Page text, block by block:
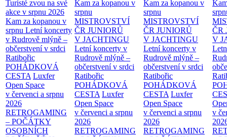
Turisté zvou na své
akce v srpnu 2026
Kam za kopanou v
srpnu Letní koncerty
v Rudrově mlýně –
občerstvení v srdci
Ratibořic
POHÁDKOVÁ
CESTA Luxfer
Open Space
v červenci a srpnu
2026
RETROGAMING
– POČÁTKY
OSOBNÍCH
Kam za kopanou v
srpnu
MISTROVSTVÍ
ČR JUNIORŮ
V JACHTINGU
Letní koncerty v
Rudrově mlýně –
občerstvení v srdci
Ratibořic
POHÁDKOVÁ
CESTA Luxfer
Open Space
v červenci a srpnu
2026
RETROGAMING
Kam za kopanou v
srpnu
MISTROVSTVÍ
ČR JUNIORŮ
V JACHTINGU
Letní koncerty v
Rudrově mlýně –
občerstvení v srdci
Ratibořic
POHÁDKOVÁ
CESTA Luxfer
Open Space
v červenci a srpnu
2026
RETROGAMING
ČR
V
v